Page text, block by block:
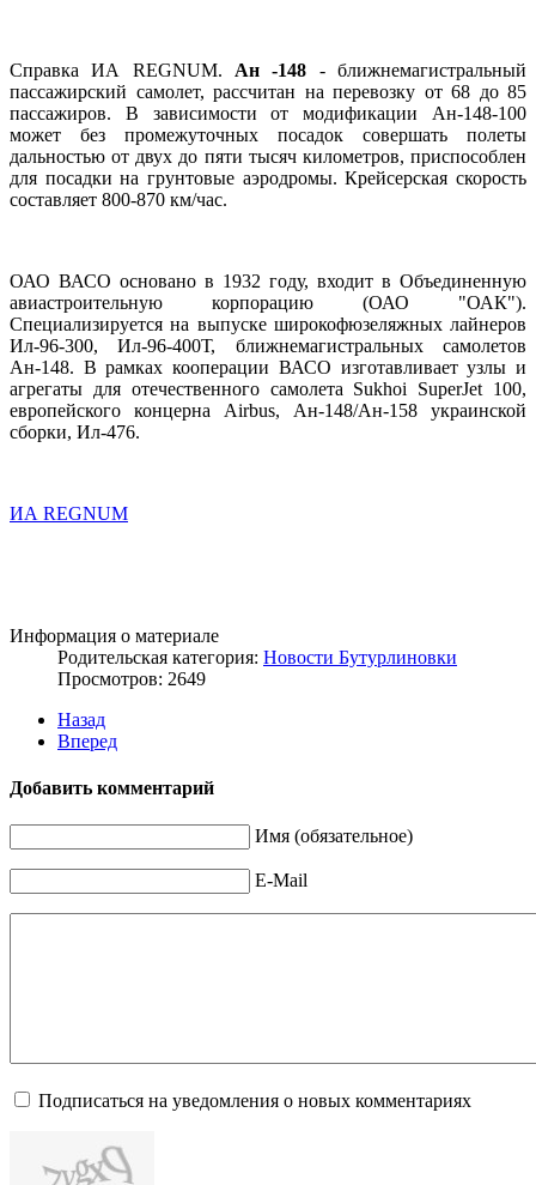
Справка ИА REGNUM. Ан -148 - ближнемагистральный
пассажирский самолет, рассчитан на перевозку от 68 до 85
пассажиров. В зависимости от модификации Ан-148-100
может без промежуточных посадок совершать полеты
дальностью от двух до пяти тысяч километров, приспособлен
для посадки на грунтовые аэродромы. Крейсерская скорость
составляет 800-870 км/час.
ОАО ВАСО основано в 1932 году, входит в Объединенную
авиастроительную корпорацию (ОАО "ОАК").
Специализируется на выпуске широкофюзеляжных лайнеров
Ил-96-300, Ил-96-400Т, ближнемагистральных самолетов
Ан-148. В рамках кооперации ВАСО изготавливает узлы и
агрегаты для отечественного самолета Sukhoi SuperJet 100,
европейского концерна Airbus, Ан-148/Ан-158 украинской
сборки, Ил-476.
ИА REGNUM
Информация о материале
Родительская категория: Новости Бутурлиновки
Просмотров: 2649
Назад
Вперед
Добавить комментарий
Имя (обязательное)
E-Mail
Подписаться на уведомления о новых комментариях